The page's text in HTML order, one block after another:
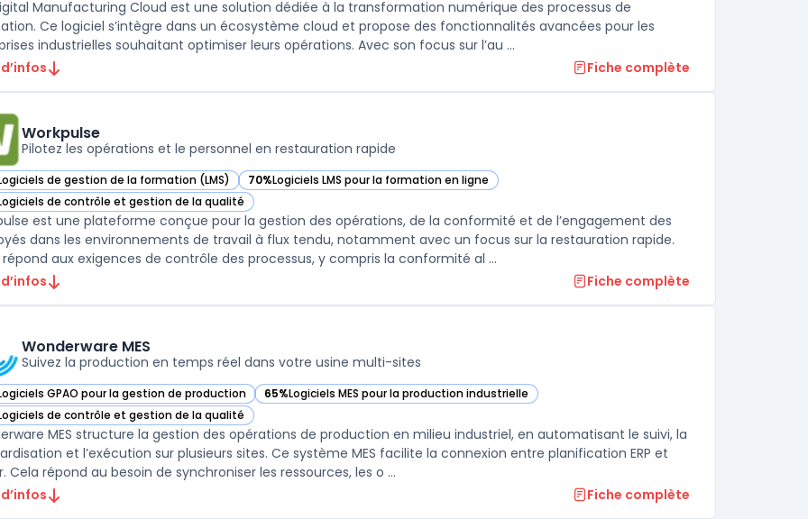
Manufacturing Cloud est une solution dédiée à la transformation numérique des processus de
Ce logiciel s’intègre dans un écosystème cloud et propose des fonctionnalités avancées pour les
industrielles souhaitant optimiser leurs opérations. Avec son focus sur l’au ...
Fiche complète
Workpulse
Pilotez les opérations et le personnel en restauration rapide
de gestion de la formation (LMS)
Workpulse dans cette catégorie 70%Logiciels LMS pour la formation en ligne
— voir Workpulse dans cette catégorie
de contrôle et gestion de la qualité
Workpulse dans cette catégorie
est une plateforme conçue pour la gestion des opérations, de la conformité et de l’engagement des
dans les environnements de travail à flux tendu, notamment avec un focus sur la restauration rapide.
répond aux exigences de contrôle des processus, y compris la conformité al ...
Fiche complète
Wonderware MES
Suivez la production en temps réel dans votre usine multi-sites
GPAO pour la gestion de production
Wonderware MES dans cette catégorie 65%Logiciels MES pour la production industrielle
— voir Wonderware MES dans cette catégorie
de contrôle et gestion de la qualité
Wonderware MES dans cette catégorie
MES structure la gestion des opérations de production en milieu industriel, en automatisant le suivi, la
et l’exécution sur plusieurs sites. Ce système MES facilite la connexion entre planification ERP et
Cela répond au besoin de synchroniser les ressources, les o ...
Fiche complète